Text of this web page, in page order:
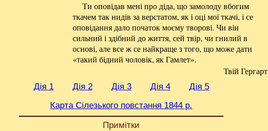
Ти оповідав мені про діда, що замолоду вбогим
ткачем так нидів за верстатом, як і оці мої ткачі, і се
оповідання дало початок моєму творові. Чи він
сильний і здібний до життя, сей твір, чи гнилий в
основі, але все ж се найкраще з того, що може дати
«такий бідний чоловік, як Гамлет».
Твій Гергарт
Дія 1 Дія 2 Дія 3 Дія 4
Дія 5
Карта Сілезького повстання 1844 р.
Примітки